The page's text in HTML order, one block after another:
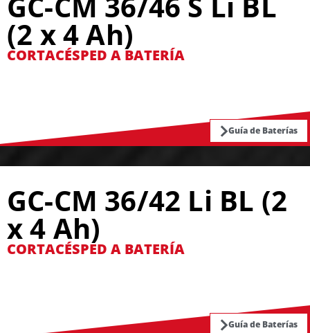
(2 x 4 Ah)
CORTACÉSPED A BATERÍA
Guía de Baterías
GC-CM 36/42 Li BL (2
x 4 Ah)
CORTACÉSPED A BATERÍA
Guía de Baterías